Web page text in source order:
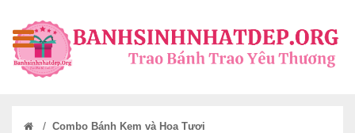
/ Combo Bánh Kem và Hoa Tươi